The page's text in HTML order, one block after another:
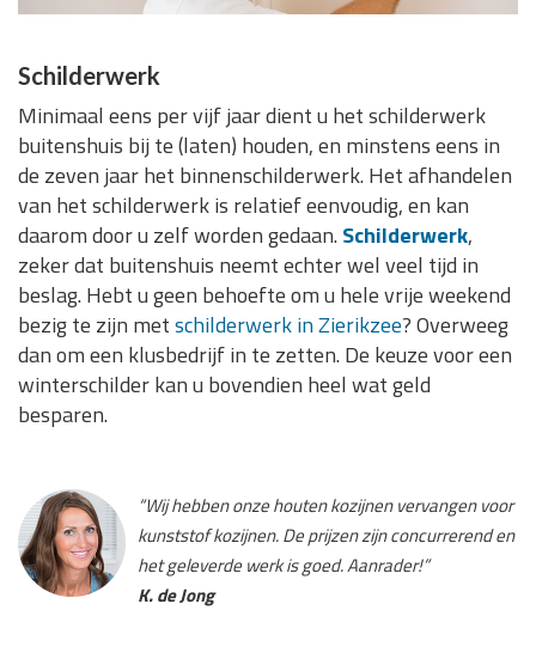
Schilderwerk
Minimaal eens per vijf jaar dient u het schilderwerk
buitenshuis bij te (laten) houden, en minstens eens in
de zeven jaar het binnenschilderwerk. Het afhandelen
van het schilderwerk is relatief eenvoudig, en kan
daarom door u zelf worden gedaan. Schilderwerk,
zeker dat buitenshuis neemt echter wel veel tijd in
beslag. Hebt u geen behoefte om u hele vrije weekend
bezig te zijn metschilderwerk in Zierikzee? Overweeg
dan om een klusbedrijf in te zetten. De keuze voor een
winterschilder kan u bovendien heel wat geld
besparen.
“Wij hebben onze houten kozijnen vervangen voor
kunststof kozijnen. De prijzen zijn concurrerend en
het geleverde werk is goed. Aanrader!”
K. de Jong